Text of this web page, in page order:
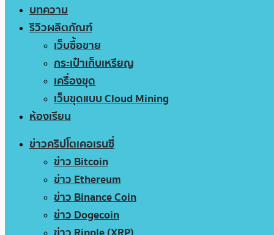
บทความ
รีวิวผลิตภัณฑ์
เว็บซื้อขาย
กระเป๋าเก็บเหรียญ
เครื่องขุด
เว็บขุดแบบ Cloud Mining
ห้องเรียน
ข่าวคริปโตเคอเรนซี่
ข่าว Bitcoin
ข่าว Ethereum
ข่าว Binance Coin
ข่าว Dogecoin